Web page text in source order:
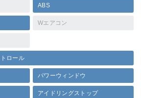
ABS
Wエアコン
ロール
パワーウィンドウ
アイドリングストップ